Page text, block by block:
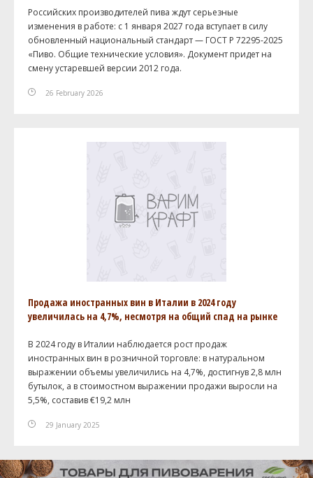
Российских производителей пива ждут серьезные
изменения в работе: с 1 января 2027 года вступает в силу
обновленный национальный стандарт — ГОСТ Р 72295-2025
«Пиво. Общие технические условия». Документ придет на
смену устаревшей версии 2012 года.
26 February 2026
Продажа иностранных вин в Италии в 2024 году
увеличилась на 4,7%, несмотря на общий спад на рынке
В 2024 году в Италии наблюдается рост продаж
иностранных вин в розничной торговле: в натуральном
выражении объемы увеличились на 4,7%, достигнув 2,8 млн
бутылок, а в стоимостном выражении продажи выросли на
5,5%, составив €19,2 млн
29 January 2025